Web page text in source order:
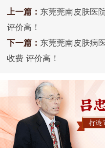
上一篇： 东莞莞南皮肤医
评价高！
下一篇： 东莞莞南皮肤病
收费 评价高！